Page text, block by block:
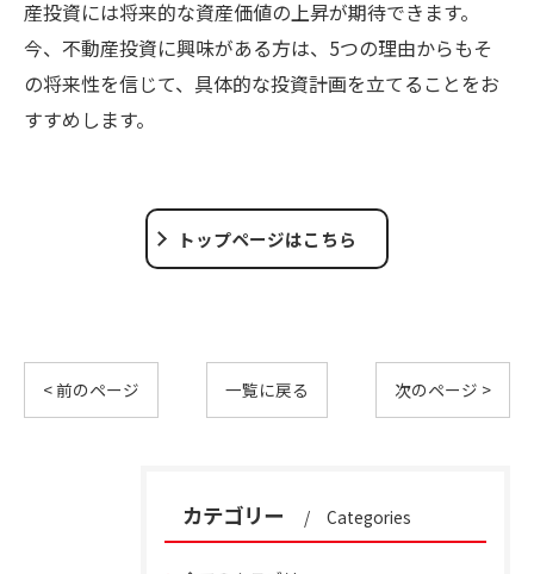
産投資には将来的な資産価値の上昇が期待できます。
今、不動産投資に興味がある方は、5つの理由からもそ
の将来性を信じて、具体的な投資計画を立てることをお
すすめします。
トップページはこちら
< 前のページ 一覧に戻る 次のページ >
カテゴリー Categories